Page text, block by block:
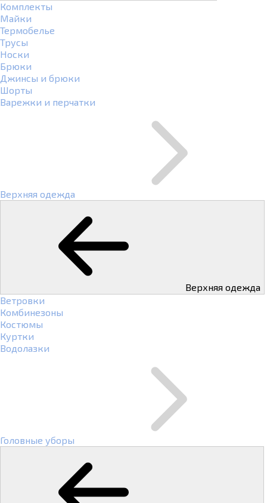
Комплекты
Майки
Термобелье
Трусы
Носки
Брюки
Джинсы и брюки
Шорты
Варежки и перчатки
Верхняя одежда
Верхняя одежда
Ветровки
Комбинезоны
Костюмы
Куртки
Водолазки
Головные уборы